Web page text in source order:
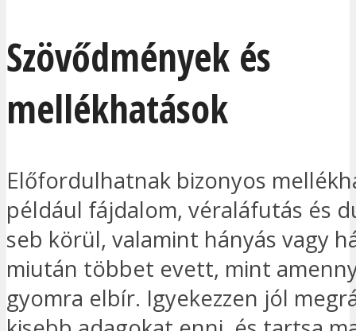
Szövődmények és
mellékhatások
Előfordulhatnak bizonyos
például fájdalom, véraláfutás és
seb körül, valamint hányás vagy
miután többet evett, mint
gyomra elbír. Igyekezzen jól